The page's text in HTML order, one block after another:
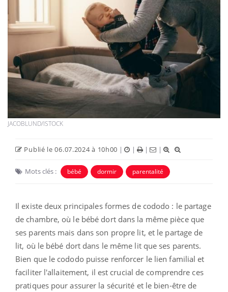
JACOBLUND/ISTOCK
Publié le 06.07.2024 à 10h00 | | | |
Mots clés : bébé dormir parentalité
Il existe deux principales formes de cododo : le partage
de chambre, où le bébé dort dans la même pièce que
ses parents mais dans son propre lit, et le partage de
lit, où le bébé dort dans le même lit que ses parents.
Bien que le cododo puisse renforcer le lien familial et
faciliter l'allaitement, il est crucial de comprendre ces
pratiques pour assurer la sécurité et le bien-être de